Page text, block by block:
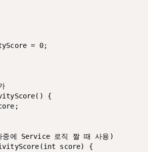
= 0;
{
에 Service 로직 짤 때 사용)
score) {